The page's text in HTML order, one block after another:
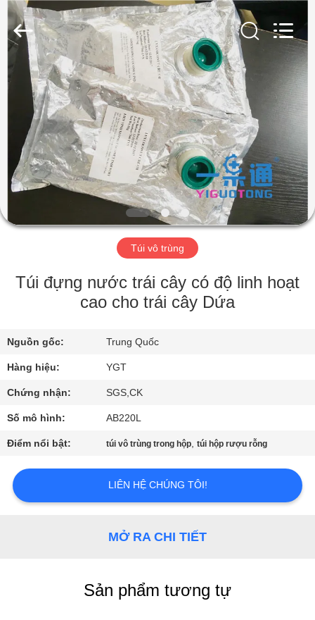
TRANG
CHỦ
CÁC
SẢN
PHẨM
VIDEO
HƯỚNG
VỀ
CHÚNG
TÔI
QUAN
NHÀ
YGT
IMP.&EXP.
CO.,LTD.
Rights
Reserved.
Developed
Túi vô trùng
Túi đựng nước trái cây có độ linh hoạt
cao cho trái cây Dứa
Nguồn gốc: Trung Quốc
Hàng hiệu: YGT
Chứng nhận: SGS,CK
Số mô hình: AB220L
Điểm nổi bật: túi vô trùng trong hộp,túi hộp rượu rỗng
LIÊN HỆ CHÚNG TÔI!
MỞ RA CHI TIẾT
Sản phẩm tương tự